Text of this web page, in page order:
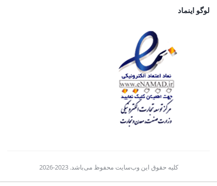
لوگو اینماد
کلیه حقوق این وب‌سایت محفوظ می‌باشد. 2023-2026